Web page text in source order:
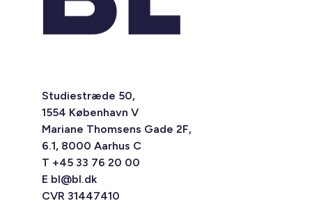
Studiestræde 50,
1554 København V
Mariane Thomsens Gade 2F,
6.1, 8000 Aarhus C
T +45 33 76 20 00
E bl@bl.dk
CVR 31447410